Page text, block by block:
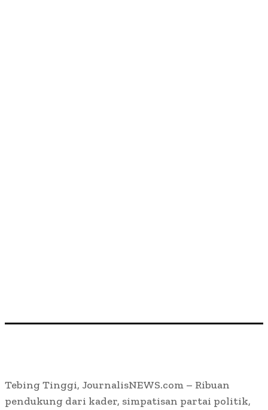
Tebing Tinggi, JournalisNEWS.com – Ribuan
pendukung dari kader, simpatisan partai politik,